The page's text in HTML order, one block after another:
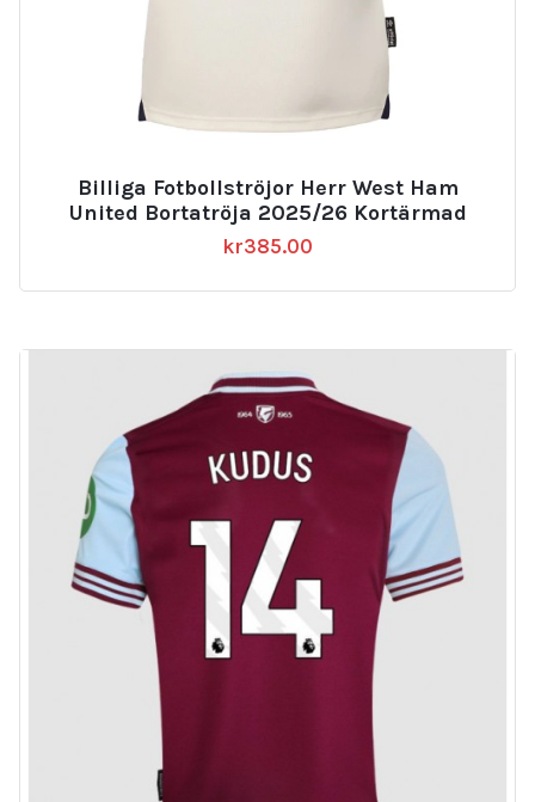
Billiga Fotbollströjor Herr West Ham
United Bortatröja 2025/26 Kortärmad
kr385.00